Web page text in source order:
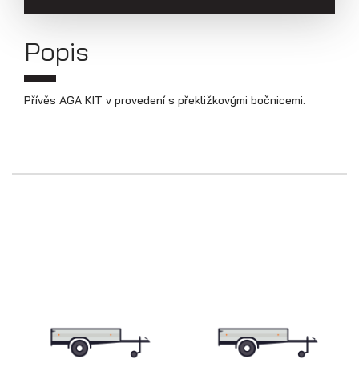
Popis
Přívěs AGA KIT v provedení s překližkovými bočnicemi.